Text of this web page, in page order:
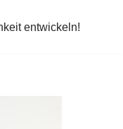
entwickeln!